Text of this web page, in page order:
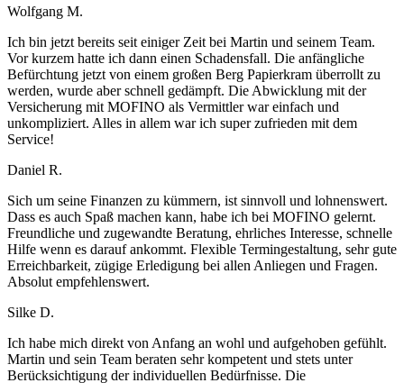
Wolfgang M.
Ich bin jetzt bereits seit einiger Zeit bei Martin und seinem Team.
Vor kurzem hatte ich dann einen Schadensfall. Die anfängliche
Befürchtung jetzt von einem großen Berg Papierkram überrollt zu
werden, wurde aber schnell gedämpft. Die Abwicklung mit der
Versicherung mit MOFINO als Vermittler war einfach und
unkompliziert. Alles in allem war ich super zufrieden mit dem
Service!
Daniel R.
Sich um seine Finanzen zu kümmern, ist sinnvoll und lohnenswert.
Dass es auch Spaß machen kann, habe ich bei MOFINO gelernt.
Freundliche und zugewandte Beratung, ehrliches Interesse, schnelle
Hilfe wenn es darauf ankommt. Flexible Termingestaltung, sehr gute
Erreichbarkeit, zügige Erledigung bei allen Anliegen und Fragen.
Absolut empfehlenswert.
Silke D.
Ich habe mich direkt von Anfang an wohl und aufgehoben gefühlt.
Martin und sein Team beraten sehr kompetent und stets unter
Berücksichtigung der individuellen Bedürfnisse. Die